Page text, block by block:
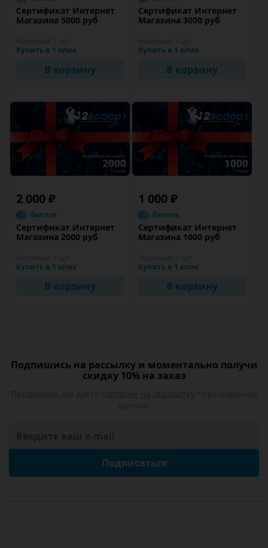
Сертификат Интернет
Магазина 5000 руб
Купить в 1 клик
В корзину
Сертификат Интернет
Магазина 3000 руб
Купить в 1 клик
В корзину
2 000 ₽
баллов
Сертификат Интернет
Магазина 2000 руб
Купить в 1 клик
В корзину
1 000 ₽
баллов
Сертификат Интернет
Магазина 1000 руб
Купить в 1 клик
В корзину
Подпишись на рассылку и моментально получи
скидку 10% на заказ
Подписаться